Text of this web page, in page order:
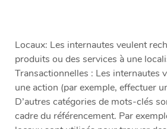
Locaux: Les internautes veulent
produits ou des services à une
Transactionnelles : Les internautes
une action (par exemple, effectuer
D’autres catégories de mots-clés
cadre du référencement. Par